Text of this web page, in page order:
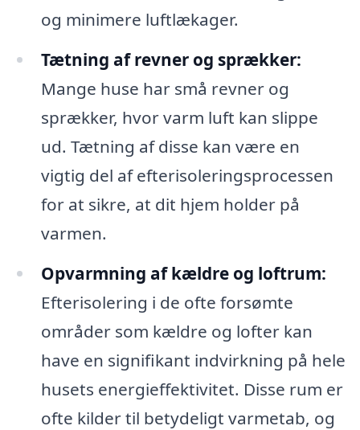
og minimere luftlækager.
Tætning af revner og sprækker:
Mange huse har små revner og
sprækker, hvor varm luft kan slippe
ud. Tætning af disse kan være en
vigtig del af efterisoleringsprocessen
for at sikre, at dit hjem holder på
varmen.
Opvarmning af kældre og loftrum:
Efterisolering i de ofte forsømte
områder som kældre og lofter kan
have en signifikant indvirkning på hele
husets energieffektivitet. Disse rum er
ofte kilder til betydeligt varmetab, og